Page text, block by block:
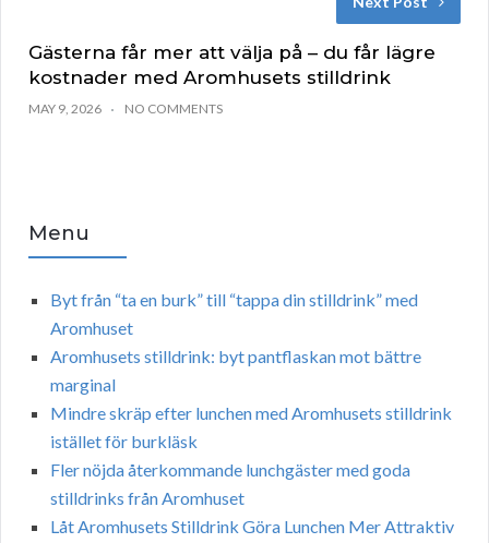
Gästerna får mer att välja på – du får lägre
kostnader med Aromhusets stilldrink
MAY 9, 2026 NO COMMENTS
Menu
Byt från “ta en burk” till “tappa din stilldrink” med
Aromhuset
Aromhusets stilldrink: byt pantflaskan mot bättre
marginal
Mindre skräp efter lunchen med Aromhusets stilldrink
istället för burkläsk
Fler nöjda återkommande lunchgäster med goda
stilldrinks från Aromhuset
Låt Aromhusets Stilldrink Göra Lunchen Mer Attraktiv